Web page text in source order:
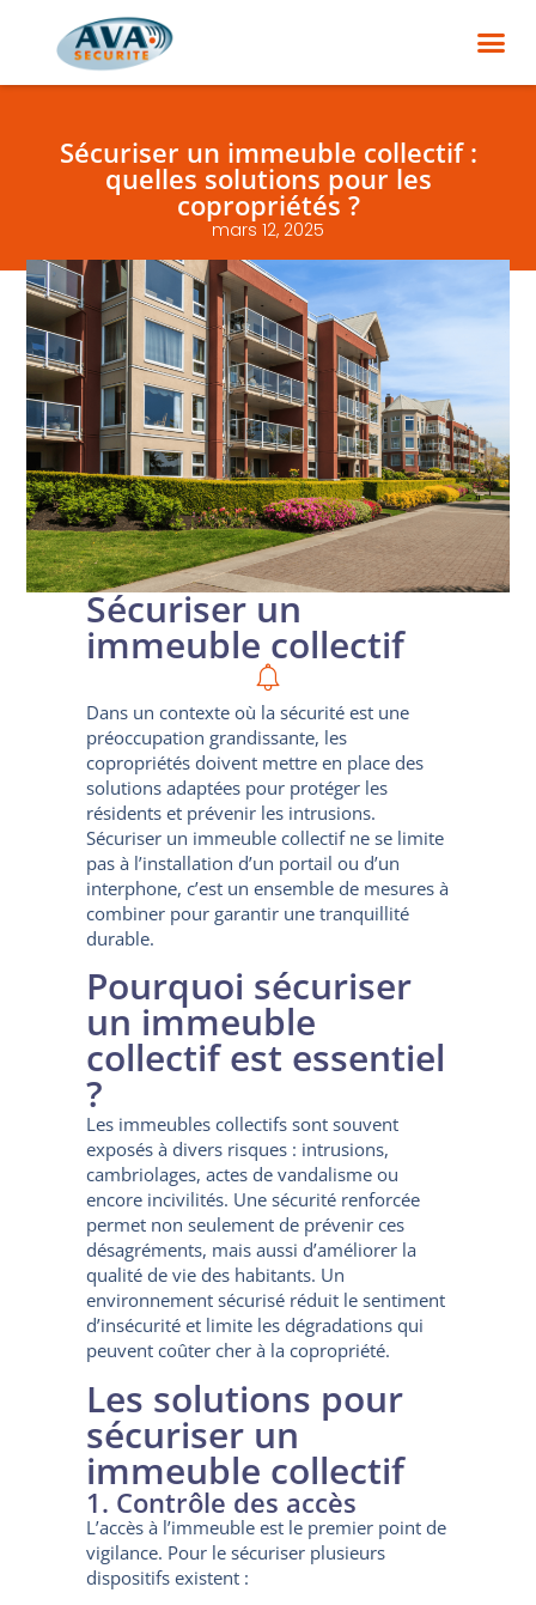
Sécuriser un immeuble collectif :
quelles solutions pour les
copropriétés ?
mars 12, 2025
Sécuriser un
immeuble collectif
Dans un contexte où la sécurité est une
préoccupation grandissante, les
copropriétés doivent mettre en place des
solutions adaptées pour protéger les
résidents et prévenir les intrusions.
Sécuriser un immeuble collectif ne se limite
pas à l’installation d’un portail ou d’un
interphone, c’est un ensemble de mesures à
combiner pour garantir une tranquillité
durable.
Pourquoi sécuriser
un immeuble
collectif est essentiel
?
Les immeubles collectifs sont souvent
exposés à divers risques : intrusions,
cambriolages, actes de vandalisme ou
encore incivilités. Une sécurité renforcée
permet non seulement de prévenir ces
désagréments, mais aussi d’améliorer la
qualité de vie des habitants. Un
environnement sécurisé réduit le sentiment
d’insécurité et limite les dégradations qui
peuvent coûter cher à la copropriété.
Les solutions pour
sécuriser un
immeuble collectif
1. Contrôle des accès
L’accès à l’immeuble est le premier point de
vigilance. Pour le sécuriser plusieurs
dispositifs existent :